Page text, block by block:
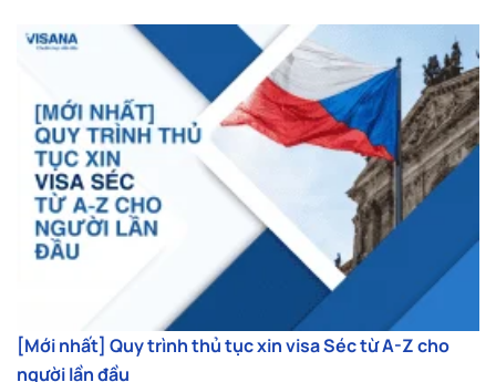
[Mới nhất] Quy trình thủ tục xin visa Séc từ A-Z cho
người lần đầu